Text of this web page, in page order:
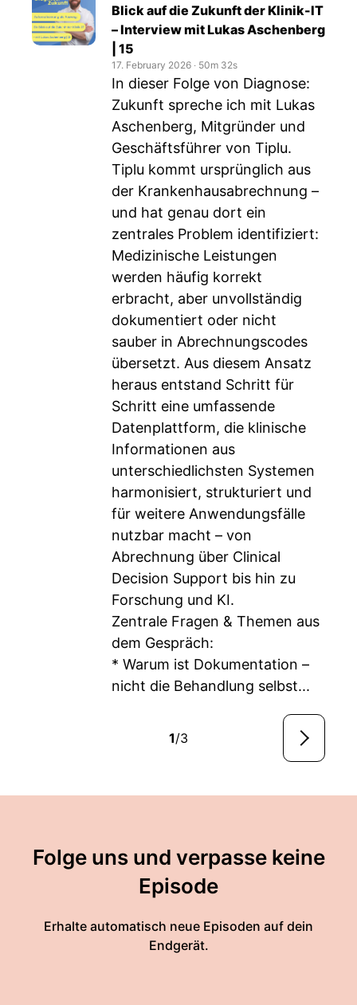
Blick auf die Zukunft der Klinik-IT
– Interview mit Lukas Aschenberg
| 15
17. February 2026 ‧ 50m 32s
In dieser Folge von Diagnose:
Zukunft spreche ich mit Lukas
Aschenberg, Mitgründer und
Geschäftsführer von Tiplu.
Tiplu kommt ursprünglich aus
der Krankenhausabrechnung –
und hat genau dort ein
zentrales Problem identifiziert:
Medizinische Leistungen
werden häufig korrekt
erbracht, aber unvollständig
dokumentiert oder nicht
sauber in Abrechnungscodes
übersetzt. Aus diesem Ansatz
heraus entstand Schritt für
Schritt eine umfassende
Datenplattform, die klinische
Informationen aus
unterschiedlichsten Systemen
harmonisiert, strukturiert und
für weitere Anwendungsfälle
nutzbar macht – von
Abrechnung über Clinical
Decision Support bis hin zu
Forschung und KI.
Zentrale Fragen & Themen aus
dem Gespräch:
* Warum ist Dokumentation –
nicht die Behandlung selbst...
1/3
Folge uns und verpasse keine
Episode
Erhalte automatisch neue Episoden auf dein
Endgerät.